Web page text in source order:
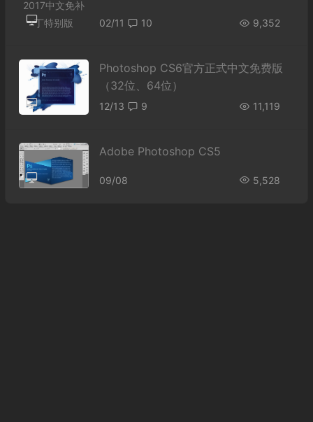
02/11 9,352
10
Photoshop CS6官方正式中文免费版
（32位、64位）
12/13 11,119
9
Adobe Photoshop CS5
09/08 5,528